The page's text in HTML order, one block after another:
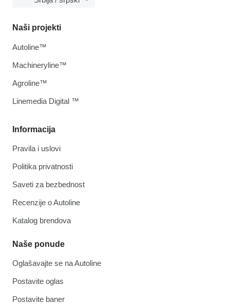
Informacija
Pravila i uslovi
Politika privatnosti
Saveti za bezbednost
Recenzije o Autoline
Katalog brendova
Naše ponude
Oglašavajte se na Autoline
Postavite oglas
Postavite baner
Naši projekti
Autoline™
Machineryline™
Agroline™
Linemedia Digital ™